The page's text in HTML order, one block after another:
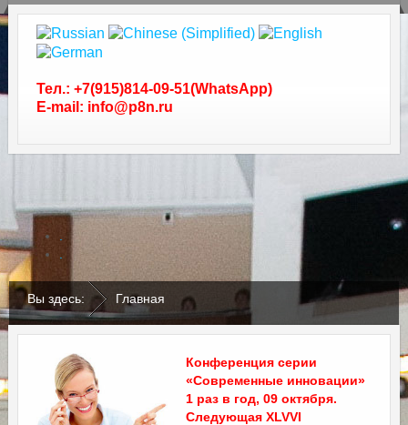
Тел.: +7(915)814-09-51(WhatsApp)
E-mail: info@p8n.ru
Вы здесь: Главная
Конференция серии
«Современные инновации»
1 раз в год, 09 октября.
Следующая XLVVI